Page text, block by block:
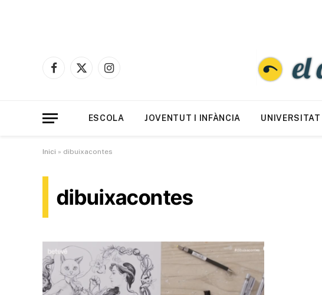
Facebook
X
Instagram
ESCOLA JOVENTUT I INFÀNCIA UNIVERSITAT
Inici » dibuixacontes
dibuixacontes